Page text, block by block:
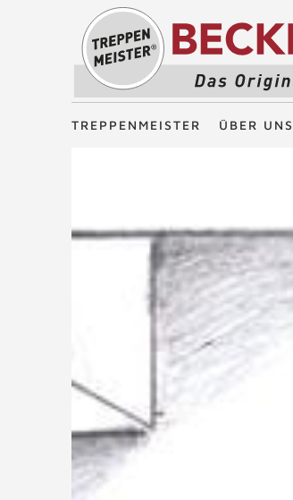
Treppenmeister - Das Original
TREPPENMEISTER ÜBER UNS